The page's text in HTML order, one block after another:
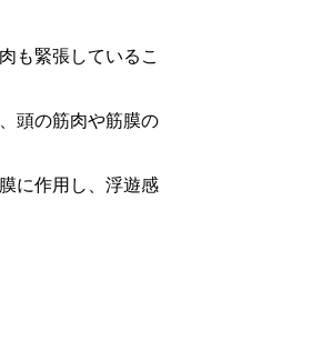
も緊張しているこ
頭の筋肉や筋膜の
に作用し、浮遊感